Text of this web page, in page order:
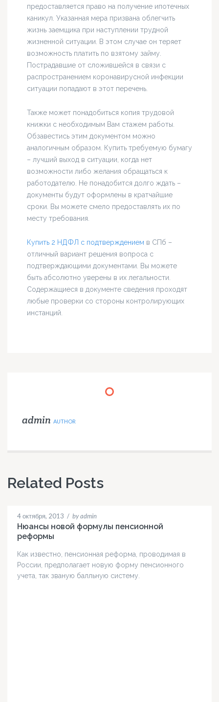
предоставляется право на получение ипотечных
каникул. Указанная мера призвана облегчить
жизнь заемщика при наступлении трудной
жизненной ситуации. В этом случае он теряет
возможность платить по взятому займу.
Пострадавшие от сложившейся в связи с
распространением коронавирусной инфекции
ситуации попадают в этот перечень.
Также может понадобиться копия трудовой
книжки с необходимым Вам стажем работы.
Обзавестись этим документом можно
аналогичным образом. Купить требуемую бумагу
– лучший выход в ситуации, когда нет
возможности либо желания обращаться к
работодателю. Не понадобится долго ждать –
документы будут оформлены в кратчайшие
сроки. Вы можете смело предоставлять их по
месту требования.
Купить 2 НДФЛ с подтверждением в СПб –
отличный вариант решения вопроса с
подтверждающими документами. Вы можете
быть абсолютно уверены в их легальности.
Содержащиеся в документе сведения проходят
любые проверки со стороны контролирующих
инстанций.
admin AUTHOR
Related Posts
4 октября, 2013 / by admin
Нюансы новой формулы пенсионной
реформы
Как известно, пенсионная реформа, проводимая в
России, предполагает новую форму пенсионного
учета, так званую балльную систему.